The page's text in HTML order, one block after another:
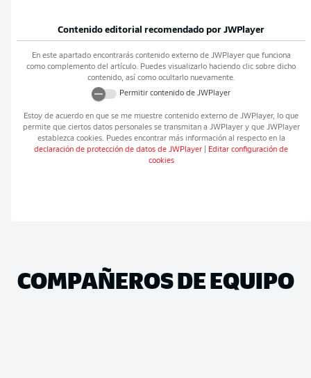
Contenido editorial recomendado por JWPlayer
En este apartado encontrarás contenido externo de JWPlayerque funciona
como complemento del artículo. Puedes visualizarlo haciendo clic sobre dicho
contenido, así como ocultarlo nuevamente.
Permitir contenido de JWPlayer
Estoy de acuerdo en que se me muestre contenido externo de JWPlayer, lo que
permite que ciertos datos personales se transmitan a JWPlayery que JWPlayer
establezca cookies. Puedes encontrar más información al respecto en la
declaración de protección de datos de JWPlayer
Editar configuración de
cookies
COMPAÑEROS DE EQUIPO